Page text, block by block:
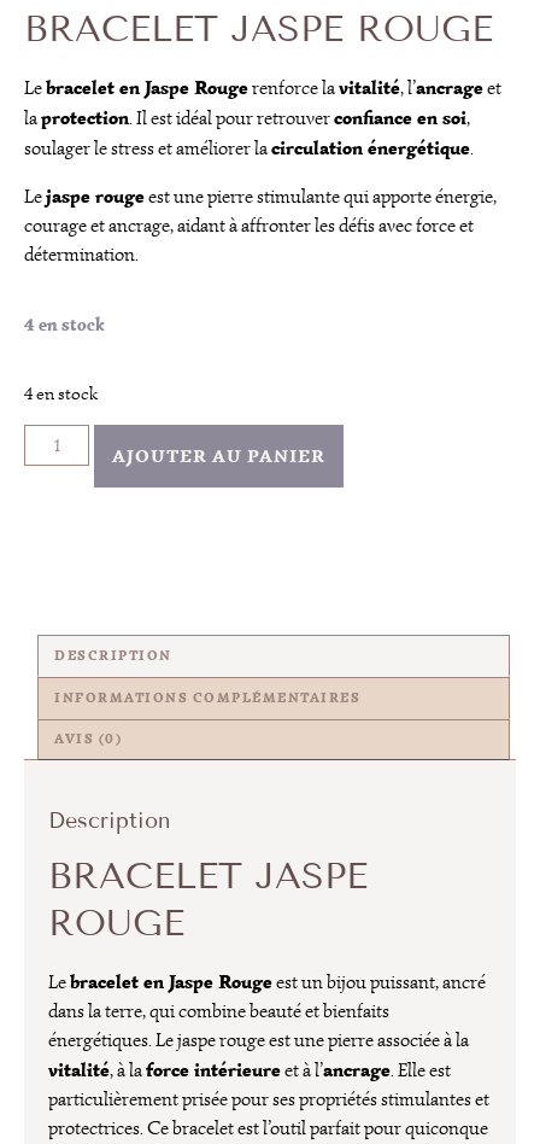
BRACELET JASPE ROUGE
Lebracelet en Jaspe Rougerenforce lavitalité, l’ancrageet
laprotection. Il est idéal pour retrouverconfiance en soi,
soulager le stress et améliorer lacirculation énergétique.
Lejaspe rougeest une pierre stimulante qui apporte énergie,
courage et ancrage, aidant à affronter les défis avec force et
détermination.
4 en stock
4 en stock
AJOUTER AU PANIER
DESCRIPTION
INFORMATIONS COMPLÉMENTAIRES
AVIS (0)
Description
BRACELET JASPE
ROUGE
Lebracelet en Jaspe Rougeest un bijou puissant, ancré
dans la terre, qui combine beauté et bienfaits
énergétiques. Le jaspe rouge est une pierre associée à la
vitalité, à laforce intérieureet à l’ancrage. Elle est
particulièrement prisée pour ses propriétés stimulantes et
protectrices. Ce bracelet est l’outil parfait pour quiconque